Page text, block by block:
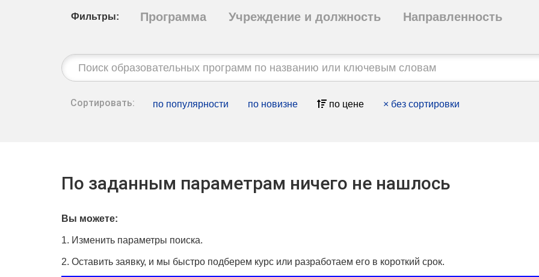
Фильтры: Программа Учреждение и должность Направленность
Строка
поиска:
Сортировать: по популярности по новизне по цене × без сортировки
По заданным параметрам ничего не нашлось
Вы можете:
1. Изменить параметры поиска.
2. Оставить заявку, и мы быстро подберем курс или разработаем его в короткий срок.